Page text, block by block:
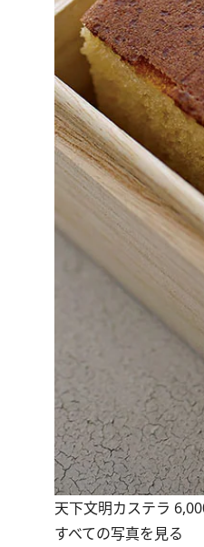
天下文明カステラ
すべての写真を見る